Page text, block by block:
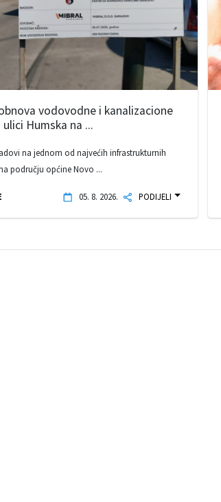
vodovodne i kanalizacione
ulici Humska na ...
na jednom od najvećih infrastrukturnih
području općine Novo ...
05. 8. 2026. PODIJELI